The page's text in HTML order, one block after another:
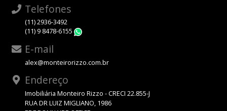
Telefones
(11) 2936-3492
(11) 9 8478-6155
E-mail
alex@monteirorizzo.com.br
Endereço
Imobiliária Monteiro Rizzo - CRECI 22.855-J
RUA DR LUIZ MIGLIANO, 1986